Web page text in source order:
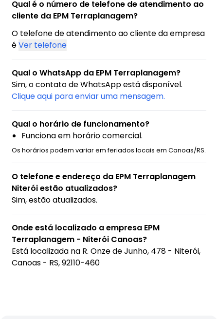
Qual é o número de telefone de atendimento ao
cliente da EPM Terraplanagem?
O telefone de atendimento ao cliente da empresa
éVer telefone
Qual o WhatsApp da EPM Terraplanagem?
Sim, o contato de WhatsApp está disponível.
Clique aqui para enviar uma mensagem.
Qual o horário de funcionamento?
Funciona em horário comercial.
Os horários podem variar em feriados locais em Canoas/RS.
O telefone e endereço da EPM Terraplanagem
Niterói estão atualizados?
Sim, estão atualizados.
Onde está localizado a empresa EPM
Terraplanagem - Niterói Canoas?
Está localizada na R. Onze de Junho, 478 - Niterói,
Canoas - RS, 92110-460